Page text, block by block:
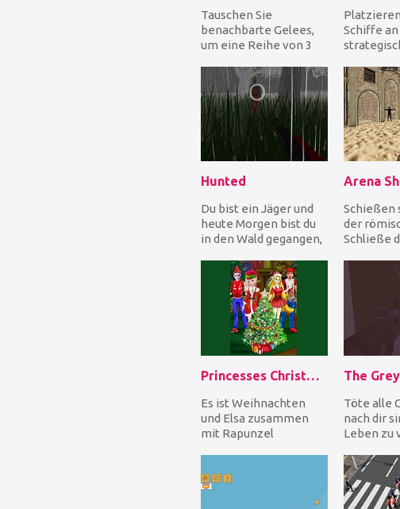
Tauschen Sie
benachbarte Gelees,
um eine Reihe von 3
Gelees so schnell wie
mögli...
Schiffe an
Ihren
Dynamit
Hunted
Du bist ein Jäger und
heute Morgen bist du
in den Wald gegangen,
erschießen. Aber Si...
Arena
Schießen
der
Schließe
einen
Princesses Christmas Family Date
Es ist Weihnachten
und Elsa zusammen
mit Rapunzel
doppelten Date...
The
Töte alle
nach dir
Leben zu
und